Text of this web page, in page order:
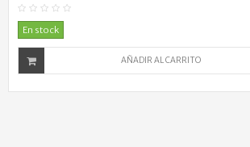
En stock
AÑADIR AL CARRITO